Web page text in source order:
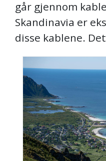
går gjennom
Skandinavia er
disse kablene.